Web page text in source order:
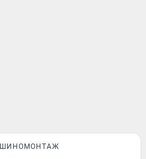
ШИНОМОНТАЖ